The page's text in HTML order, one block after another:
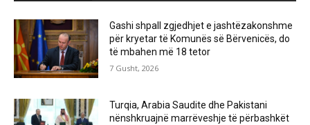
Gashi shpall zgjedhjet e jashtëzakonshme
për kryetar të Komunës së Bërvenicës, do
të mbahen më 18 tetor
7 Gusht, 2026
Turqia, Arabia Saudite dhe Pakistani
nënshkruajnë marrëveshje të përbashkët